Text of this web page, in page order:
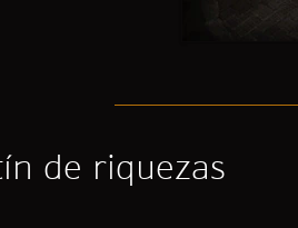
de riquezas